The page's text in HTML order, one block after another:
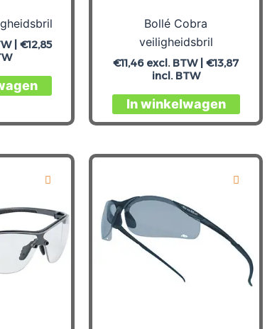
| €12,85
Bollé Cobra
veiligheidsbril
€11,46excl. BTW |€13,87
incl. BTW
In winkelwagen